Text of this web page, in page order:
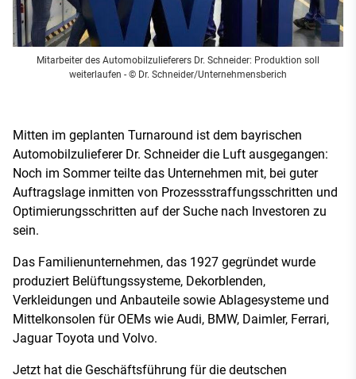
Mitarbeiter des Automobilzulieferers Dr. Schneider: Produktion soll
weiterlaufen - © Dr. Schneider/Unternehmensberich
Mitten im geplanten Turnaround ist dem bayrischen
Automobilzulieferer Dr. Schneider die Luft ausgegangen:
Noch im Sommer teilte das Unternehmen mit, bei guter
Auftragslage inmitten von Prozessstraffungsschritten und
Optimierungsschritten auf der Suche nach Investoren zu
sein.
Das Familienunternehmen, das 1927 gegründet wurde
produziert Belüftungssysteme, Dekorblenden,
Verkleidungen und Anbauteile sowie Ablagesysteme und
Mittelkonsolen für OEMs wie Audi, BMW, Daimler, Ferrari,
Jaguar Toyota und Volvo.
Jetzt hat die Geschäftsführung für die deutschen